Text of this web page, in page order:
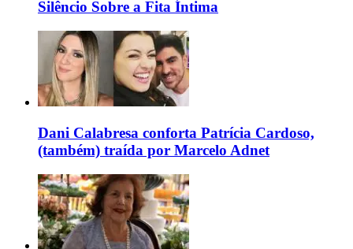
Silêncio Sobre a Fita Íntima
Dani Calabresa conforta Patrícia Cardoso,
(também) traída por Marcelo Adnet